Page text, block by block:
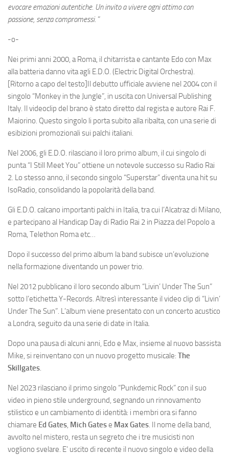
evocare emozioni autentiche. Un invito a vivere ogni attimo con
passione, senza compromessi. ”
-o-
Nei primi anni 2000, a Roma, il chitarrista e cantante Edo con Max
alla batteria danno vita agli E.D.O. (Electric Digital Orchestra).
[Ritorno a capo del testo]Il debutto ufficiale avviene nel 2004 con il
singolo “Monkey in the Jungle”, in uscita con Universal Publishing
Italy. Il videoclip del brano è stato diretto dal regista e autore Rai F.
Maiorino. Questo singolo li porta subito alla ribalta, con una serie di
esibizioni promozionali sui palchi italiani.
Nel 2006, gli E.D.O. rilasciano il loro primo album, il cui singolo di
punta “I Still Meet You” ottiene un notevole successo su Radio Rai
2. Lo stesso anno, il secondo singolo “Superstar” diventa una hit su
IsoRadio, consolidando la popolarità della band.
Gli E.D.O. calcano importanti palchi in Italia, tra cui l’Alcatraz di Milano,
e partecipano al Handicap Day di Radio Rai 2 in Piazza del Popolo a
Roma, Telethon Roma etc…
Dopo il successo del primo album la band subisce un’evoluzione
nella formazione diventando un power trio.
Nel 2012 pubblicano il loro secondo album “Livin’ Under The Sun”
sotto l’etichetta Y-Records. Altresì interessante il video clip di “Livin’
Under The Sun”. L’album viene presentato con un concerto acustico
a Londra, seguito da una serie di date in Italia.
Dopo una pausa di alcuni anni, Edo e Max, insieme al nuovo bassista
Mike, si reinventano con un nuovo progetto musicale: The
Skillgates.
Nel 2023 rilasciano il primo singolo “Punkdemic Rock” con il suo
video in pieno stile underground, segnando un rinnovamento
stilistico e un cambiamento di identità: i membri ora si fanno
chiamare Ed Gates, Mich Gatese Max Gates. Il nome della band,
avvolto nel mistero, resta un segreto che i tre musicisti non
vogliono svelare. E’ uscito di recente il nuovo singolo e video della